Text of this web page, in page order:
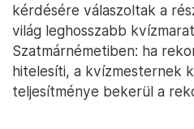
kérdésére válaszoltak a
világ leghosszabb
Szatmárnémetiben: ha
hitelesíti, a kvízmesternek
teljesítménye bekerül a